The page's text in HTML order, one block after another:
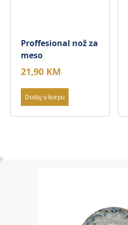
Proffesional nož za
meso
21,90 KM
Dodaj u korpu